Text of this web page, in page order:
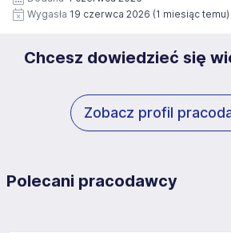
i może być w każdym czasie wycofana.
Wygasła 19 czerwca 2026 (1 miesiąc temu)
Chcesz dowiedzieć się
Zobacz profil
Polecani pracodawcy